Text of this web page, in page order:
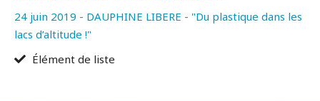
24 juin 2019 - DAUPHINE LIBERE - "Du plastique dans les
lacs d’altitude !"
Élément de liste